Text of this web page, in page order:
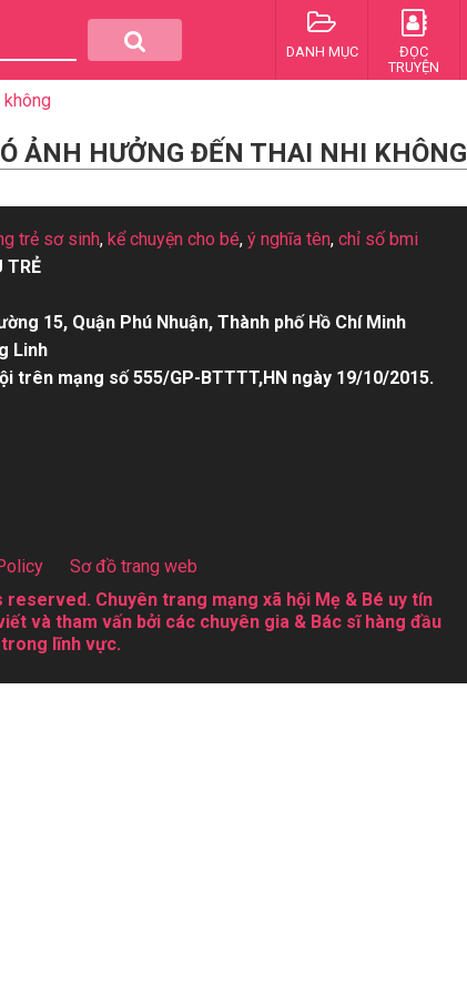
DANH MỤC
ĐỌC
TRUYỆN
không
ẢNH HƯỞNG ĐẾN THAI NHI KHÔNG
trẻ sơ sinh, kể chuyện cho bé, ý nghĩa tên, chỉ số bmi
TRẺ
15, Quận Phú Nhuận, Thành phố Hồ Chí Minh
Linh
trên mạng số 555/GP-BTTTT,HN ngày 19/10/2015.
Sơ đồ trang web
Chuyên trang mạng xã hội Mẹ & Bé uy tín
và tham vấn bởi các chuyên gia & Bác sĩ hàng đầu
trong lĩnh vực.